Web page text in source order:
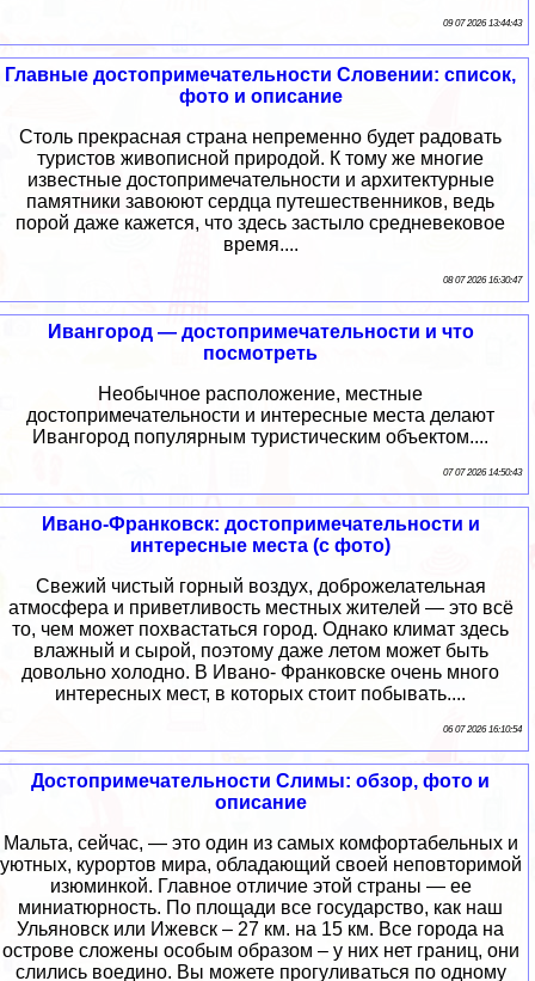
09 07 2026 13:44:43
Главные достопримечательности Словении: список,
фото и описание
Столь прекрасная страна непременно будет радовать
туристов живописной природой. К тому же многие
известные достопримечательности и архитектурные
памятники завоюют сердца путешественников, ведь
порой даже кажется, что здесь застыло средневековое
время....
08 07 2026 16:30:47
Ивангород — достопримечательности и что
посмотреть
Необычное расположение, местные
достопримечательности и интересные места делают
Ивангород популярным туристическим объектом....
07 07 2026 14:50:43
Ивано-Франковск: достопримечательности и
интересные места (с фото)
Свежий чистый горный воздух, доброжелательная
атмосфера и приветливость местных жителей — это всё
то, чем может похвастаться город. Однако климат здесь
влажный и сырой, поэтому даже летом может быть
довольно холодно. В Ивано- Франковске очень много
интересных мест, в которых стоит побывать....
06 07 2026 16:10:54
Достопримечательности Слимы: обзор, фото и
описание
Мальта, сейчас, — это один из самых комфортабельных и
уютных, курортов мира, обладающий своей неповторимой
изюминкой. Главное отличие этой страны — ее
миниатюрность. По площади все государство, как наш
Ульяновск или Ижевск – 27 км. на 15 км. Все города на
острове сложены особым образом – у них нет границ, они
слились воедино. Вы можете прогуливаться по одному